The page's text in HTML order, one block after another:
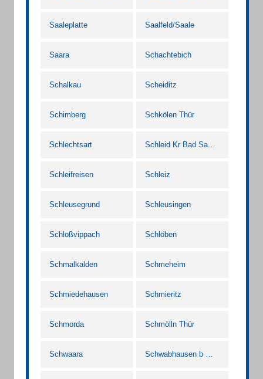
Saaleplatte Saalfeld/Saale
Saara Schachtebich
Schalkau Scheiditz
Schimberg Schkölen Thür
Schlechtsart Schleid Kr Bad Salzungen
Schleifreisen Schleiz
Schleusegrund Schleusingen
Schloßvippach Schlöben
Schmalkalden Schmeheim
Schmiedehausen Schmieritz
Schmorda Schmölln Thür
Schwaara Schwabhausen b Gotha Thür